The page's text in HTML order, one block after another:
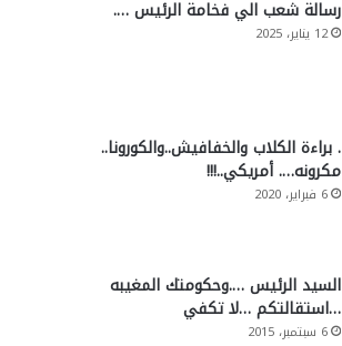
رسالة شعب الي فخامة الرئيس ….
12 يناير، 2025
. براءة الكلاب والخفافيش..والكورونا..
مكرونه…. أمريكي..!!!
6 فبراير، 2020
السيد الرئيس ….وحكومتك المغيبه
…استقالتكم …لا تكفي
6 سبتمبر، 2015